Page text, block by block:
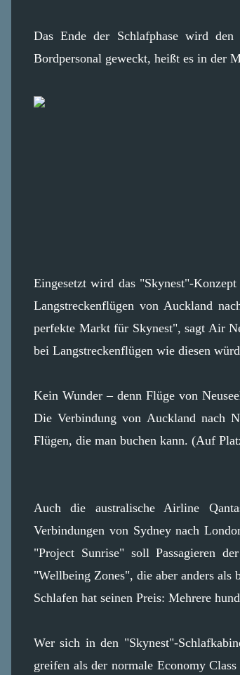
Das Ende der Schlafphase wird
Bordpersonal geweckt, heißt es in der
Eingesetzt wird das "Skynest"-
Langstreckenflügen von Auckland
perfekte Markt für Skynest", sagt Air
bei Langstreckenflügen wie diesen
Kein Wunder – denn Flüge von
Die Verbindung von Auckland nach
Flügen, die man buchen kann. (Auf
Auch die australische Airline
Verbindungen von Sydney nach
"Project Sunrise" soll Passagieren
"Wellbeing Zones", die aber anders
Schlafen hat seinen Preis: Mehrere
Wer sich in den "Skynest"-
greifen als der normale Economy